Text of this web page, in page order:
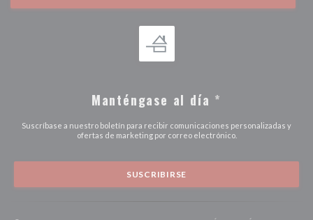
Manténgase al día *
Suscríbase a nuestro boletín para recibir comunicaciones personalizadas y
ofertas de marketing por correo electrónico.
SUSCRIBIRSE